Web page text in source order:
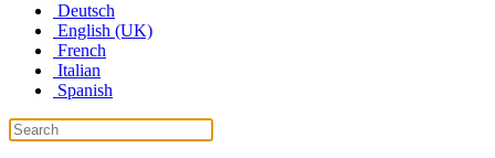
Deutsch
English (UK)
French
Italian
Spanish